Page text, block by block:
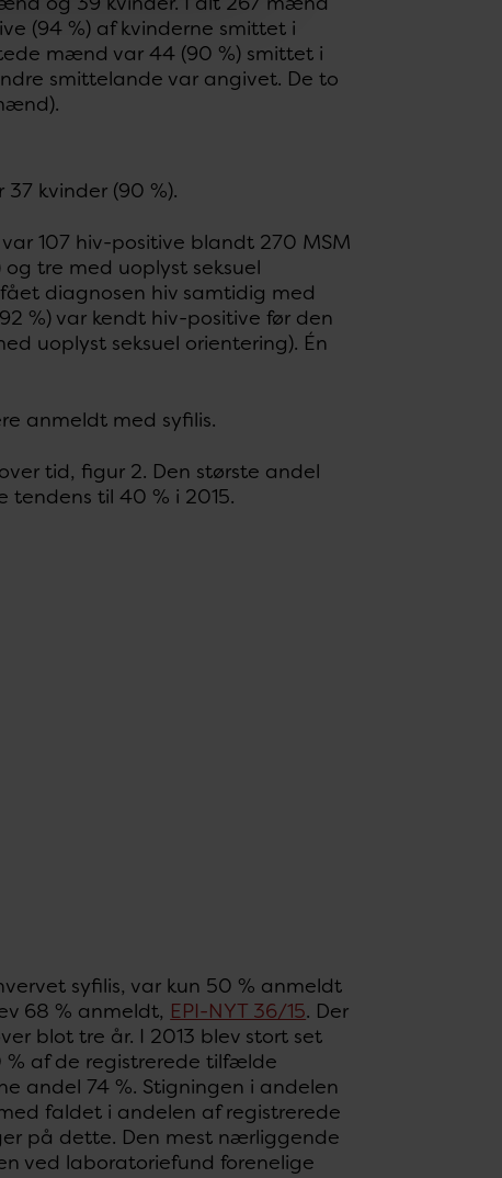
(94 %) af kvinderne smittet i
mænd var 44 (90 %) smittet i
smittelande var angivet. De to
kvinder (90 %).
107 hiv-positive blandt 270 MSM
tre med uoplyst seksuel
diagnosen hiv samtidig med
%) var kendt hiv-positive før den
uoplyst seksuel orientering). Én
anmeldt med syfilis.
tid, figur 2. Den største andel
tendens til 40 % i 2015.
syfilis, var kun 50 % anmeldt
68 % anmeldt, EPI-NYT 36/15. Der
blot tre år. I 2013 blev stort set
% af de registrerede tilfælde
andel 74 %. Stigningen i andelen
faldet i andelen af registrerede
på dette. Den mest nærliggende
ved laboratoriefund forenelige